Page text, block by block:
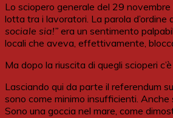
Lo sciopero generale del 29
lotta tra i lavoratori. La parola
sociale sia!” era un sentimento
locali che aveva, effettivamente,
Ma dopo la riuscita di quegli scioperi
Lasciando qui da parte il referendum
sono come minimo insufficienti.
Sono una goccia nel mare, come